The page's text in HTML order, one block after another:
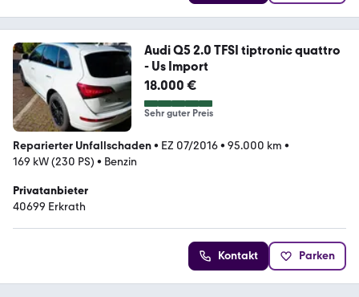
Audi Q5 2.0 TFSI tiptronic quattro
- Us Import
18.000 €
Sehr guter Preis
Reparierter Unfallschaden• EZ 07/2016• 95.000 km •
169 kW (230 PS) • Benzin
Privatanbieter
40699 Erkrath
Kontakt Parken